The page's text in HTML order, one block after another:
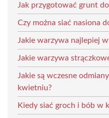
Jak przygotować grunt
Czy można siać nasiona
Jakie warzywa najlepiej
Jakie warzywa
Jakie są wczesne
kwietniu?
Kiedy siać groch i bób w